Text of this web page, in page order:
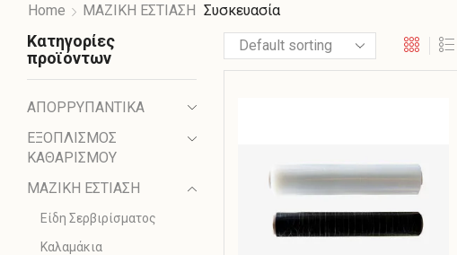
Home ΜΑΖΙΚΗ ΕΣΤΙΑΣΗ Συσκευασία
Κατηγορίες
προϊόντων
ΑΠΟΡΡΥΠΑΝΤΙΚΑ
ΕΞΟΠΛΙΣΜΟΣ
ΚΑΘΑΡΙΣΜΟΥ
ΜΑΖΙΚΗ ΕΣΤΙΑΣΗ
Είδη Σερβιρίσματος
Καλαμάκια